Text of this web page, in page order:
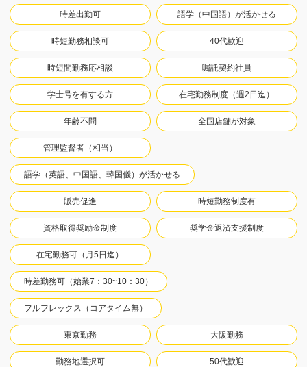
時差出勤可 語学（中国語）が活かせる
時短勤務相談可 40代歓迎
時短間勤務応相談 嘱託契約社員
学士号を有する方 在宅勤務制度（週2日迄）
年齢不問 全国店舗が対象
管理監督者（相当）
語学（英語、中国語、韓国儀）が活かせる
販売促進 時短勤務制度有
資格取得奨励金制度 奨学金返済支援制度
在宅勤務可（月5日迄）
時差勤務可（始業7：30~10：30）
フルフレックス（コアタイム無）
東京勤務 大阪勤務
勤務地選択可 50代歓迎